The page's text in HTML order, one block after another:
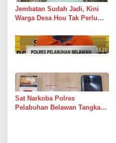
Jembatan Sudah Jadi, Kini
Warga Desa Hou Tak Perlu
Sungai
Sat Narkoba Polres
Pelabuhan Belawan Tangkap